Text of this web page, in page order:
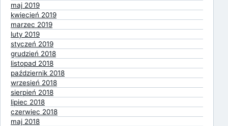
maj 2019
kwiecień 2019
marzec 2019
luty 2019
styczeń 2019
grudzień 2018
listopad 2018
październik 2018
wrzesień 2018
sierpień 2018
lipiec 2018
czerwiec 2018
maj 2018